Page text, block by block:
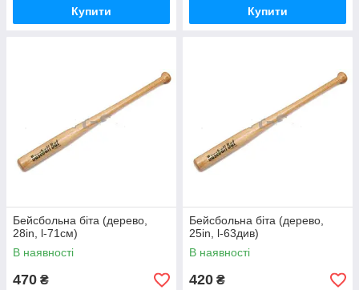
Купити Купити
Бейсбольна біта (дерево,
28in, l-71см)
В наявності
470 ₴
Бейсбольна біта (дерево,
25in, l-63див)
В наявності
420 ₴